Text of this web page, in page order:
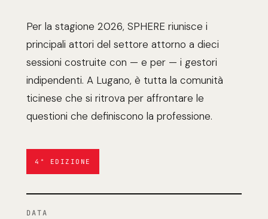
Per la stagione 2026, SPHERE riunisce i
principali attori del settore attorno a dieci
sessioni costruite con — e per — i gestori
indipendenti. A Lugano, è tutta la comunità
ticinese che si ritrova per affrontare le
questioni che definiscono la professione.
4ª EDIZIONE
DATA